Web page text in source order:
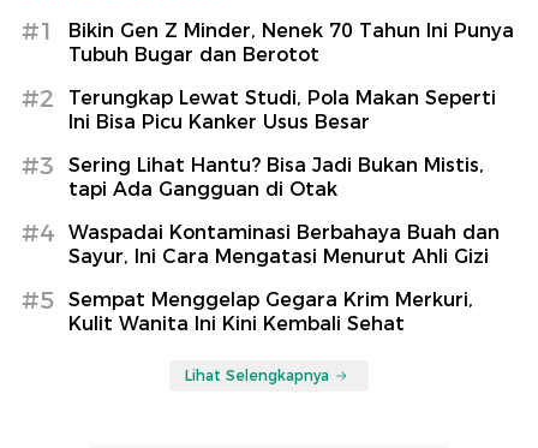
#1
Bikin Gen Z Minder, Nenek 70 Tahun Ini Punya
Tubuh Bugar dan Berotot
#2
Terungkap Lewat Studi, Pola Makan Seperti
Ini Bisa Picu Kanker Usus Besar
#3
Sering Lihat Hantu? Bisa Jadi Bukan Mistis,
tapi Ada Gangguan di Otak
#4
Waspadai Kontaminasi Berbahaya Buah dan
Sayur, Ini Cara Mengatasi Menurut Ahli Gizi
#5
Sempat Menggelap Gegara Krim Merkuri,
Kulit Wanita Ini Kini Kembali Sehat
Lihat Selengkapnya